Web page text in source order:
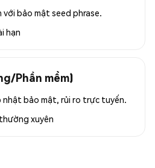
bảo mật seed phrase.
hạn
Phần mềm)
nhật bảo mật, rủi ro trực tuyến.
xuyên